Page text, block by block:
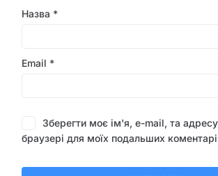
Назва *
Email *
Зберегти моє ім'я, e-mail, та
браузері для моїх подальших